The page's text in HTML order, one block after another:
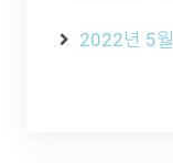
2022년 5월